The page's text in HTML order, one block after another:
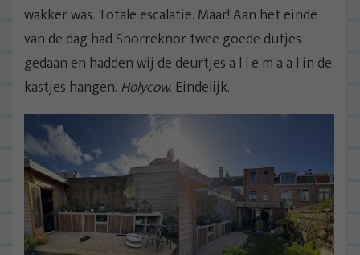
wakker was. Totale escalatie. Maar! Aan het einde
van de dag had Snorreknor twee goede dutjes
gedaan en hadden wij de deurtjes a l l e m a a l in de
kastjes hangen. Holycow. Eindelijk.